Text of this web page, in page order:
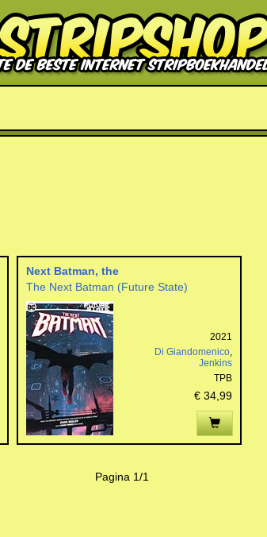
Next Batman, the
The Next Batman (Future State)
2021
Di Giandomenico,
Jenkins
TPB
€ 34,99
Pagina 1/1